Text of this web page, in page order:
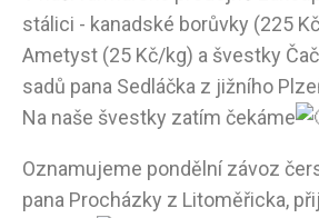
stálici - kanadské borůvky (225
Ametyst (25 Kč/kg) a švestky
sadů pana Sedláčka z jižního
Na naše švestky zatím čekáme
Oznamujeme pondělní závoz
pana Procházky z Litoměřicka,